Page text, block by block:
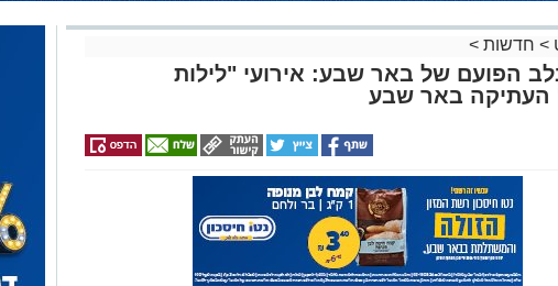
> חדשות >
הפועם של באר שבע: אירועי "לילות
העתיקה באר שבע